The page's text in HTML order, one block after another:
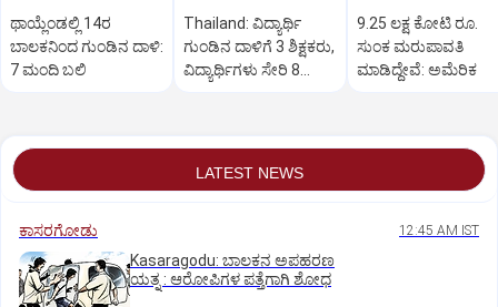
ಥಾಯ್ಲೆಂಡಲ್ಲಿ 14ರ
ಬಾಲಕನಿಂದ ಗುಂಡಿನ ದಾಳಿ:
7 ಮಂದಿ ಬಲಿ
Thailand: ವಿದ್ಯಾರ್ಥಿ
ಗುಂಡಿನ ದಾಳಿಗೆ 3 ಶಿಕ್ಷಕರು,
ವಿದ್ಯಾರ್ಥಿಗಳು ಸೇರಿ 8
9.25 ಲಕ್ಷ ಕೋಟಿ ರೂ.
ಸುಂಕ ಮರುಪಾವತಿ
ಮಾಡಿದ್ದೇವೆ: ಅಮೆರಿಕ
LATEST NEWS
ಕಾಸರಗೋಡು 12:45 AM IST
Kasaragodu: ಬಾಲಕನ ಅಪಹರಣ
ಯತ್ನ : ಆರೋಪಿಗಳ ಪತ್ತೆಗಾಗಿ ಶೋಧ